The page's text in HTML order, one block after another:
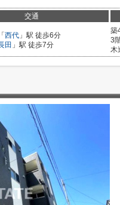
交通
「 西代 」駅 徒歩6分
田 」駅 徒歩7分
築
3
木